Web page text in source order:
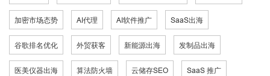
加密市场态势 AI代理 AI软件推广 SaaS出海
谷歌排名优化 外贸获客 新能源出海 发制品出海
医美仪器出海 算法防火墙 云储存SEO SaaS 推广